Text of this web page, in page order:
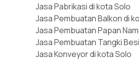
Jasa Pabrikasi di kota Solo
Jasa Pembuatan Balkon di
Jasa Pembuatan Papan
Jasa Pembuatan Tangki
Jasa Konveyor di kota Solo